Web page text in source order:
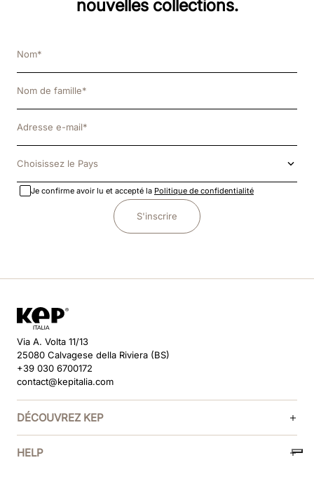
nouvelles collections.
Choisissez le Pays
Je confirme avoir lu et accepté la Politique de confidentialité
S'inscrire
Via A. Volta 11/13
25080 Calvagese della Riviera (BS)
+39 030 6700172
contact@kepitalia.com
DÉCOUVREZ KEP
HELP